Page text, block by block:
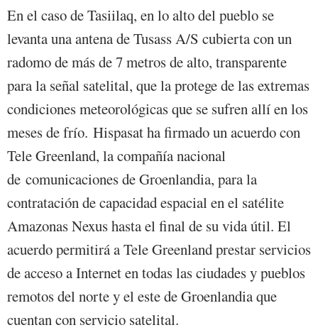
En el caso de Tasiilaq, en lo alto del pueblo se
levanta una antena de Tusass A/S cubierta con un
radomo de más de 7 metros de alto, transparente
para la señal satelital, que la protege de las extremas
condiciones meteorológicas que se sufren allí en los
meses de frío. Hispasat ha firmado un acuerdo con
Tele Greenland, la compañía nacional
de comunicaciones de Groenlandia, para la
contratación de capacidad espacial en el satélite
Amazonas Nexus hasta el final de su vida útil. El
acuerdo permitirá a Tele Greenland prestar servicios
de acceso a Internet en todas las ciudades y pueblos
remotos del norte y el este de Groenlandia que
cuentan con servicio satelital.